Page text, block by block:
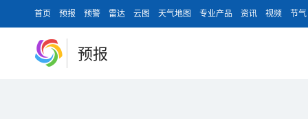
首页 预报 预警 雷达 云图 天气地图 专业产品 资讯 视频 节气
预报